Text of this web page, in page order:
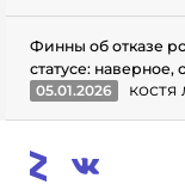
Финны об отказе
статусе: наверное,
05.01.2026
костя